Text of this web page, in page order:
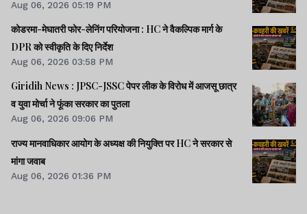
Aug 06, 2026 05:19 PM
कोडरमा-मेघातरी फोर-लेनिंग परियोजना : HC ने वैकल्पिक मार्ग के
DPR को स्वीकृति के दिए निर्देश
Aug 06, 2026 03:58 PM
Giridih News : JPSC-JSSC पेपर लीक के विरोध में आजसू छात्र
व युवा मोर्चा ने फूंका सरकार का पुतला
Aug 06, 2026 09:06 PM
राज्य मानवाधिकार आयोग के अध्यक्ष की नियुक्ति पर HC ने सरकार से
मांगा जवाब
Aug 06, 2026 01:36 PM